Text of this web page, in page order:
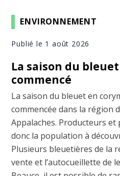
ENVIRONNEMENT
Publié le 1 août 2026
La saison du
commencé
La saison du bleuet en
commencée dans la région
Appalaches. Producteurs
donc la population à
Plusieurs bleuetières de la
vente et l’autocueillette de